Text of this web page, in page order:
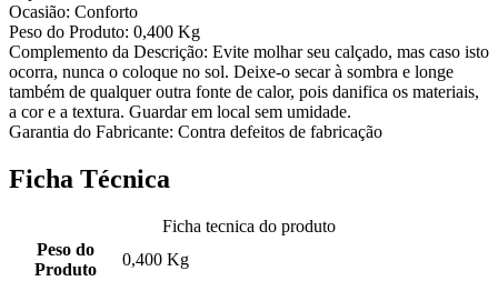
Ocasião: Conforto
Peso do Produto: 0,400 Kg
Complemento da Descrição: Evite molhar seu calçado, mas caso isto
ocorra, nunca o coloque no sol. Deixe-o secar à sombra e longe
também de qualquer outra fonte de calor, pois danifica os materiais,
a cor e a textura. Guardar em local sem umidade.
Garantia do Fabricante: Contra defeitos de fabricação
Ficha Técnica
Ficha tecnica do produto
Peso do
Produto
0,400 Kg